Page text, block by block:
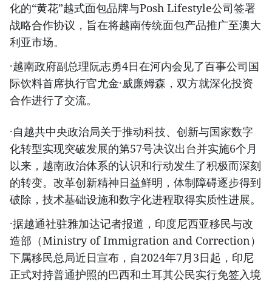
化的“黄花”越式面包品牌与Posh Lifestyle公司签署
战略合作协议，旨在将越南传统面包产品推广至澳大
利亚市场。
·越南政府副总理阮志勇4日在河内会见了百事公司国
际饮料首席执行官尤金·威廉姆森，双方就深化投资
合作进行了交流。
·自越共中央政治局关于推动科技、创新与国家数字
化转型实现突破发展的第57号决议出台并实施6个月
以来，越南政治体系的认识和行动发生了积极而深刻
的转变。改革创新精神日益鲜明，体制障碍逐步得到
破除，技术基础设施和数字化进程取得实质性进展。
·据越通社驻雅加达记者报道，印度尼西亚移民与改
造部（Ministry of Immigration and Correction）
下属移民总局近日宣布，自2024年7月3日起，印尼
正式对持普通护照的巴西和土耳其公民实行免签入境